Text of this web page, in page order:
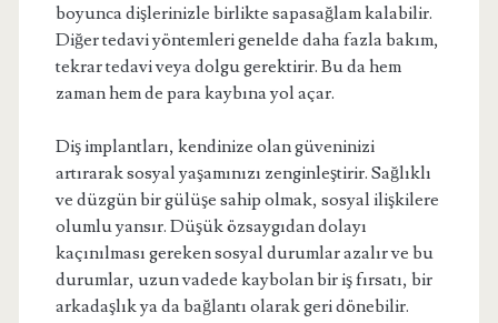
boyunca dişlerinizle birlikte sapasağlam kalabilir.
Diğer tedavi yöntemleri genelde daha fazla bakım,
tekrar tedavi veya dolgu gerektirir. Bu da hem
zaman hem de para kaybına yol açar.
Diş implantları, kendinize olan güveninizi
artırarak sosyal yaşamınızı zenginleştirir. Sağlıklı
ve düzgün bir gülüşe sahip olmak, sosyal ilişkilere
olumlu yansır. Düşük özsaygıdan dolayı
kaçınılması gereken sosyal durumlar azalır ve bu
durumlar, uzun vadede kaybolan bir iş fırsatı, bir
arkadaşlık ya da bağlantı olarak geri dönebilir.